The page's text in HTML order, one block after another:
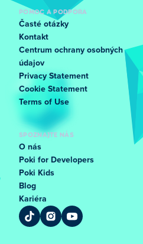
POMOC A PODPORA
Časté otázky
Kontakt
Centrum ochrany osobných
údajov
Privacy Statement
Cookie Statement
Terms of Use
SPOZNAJTE NÁS
O nás
Poki for Developers
Poki Kids
Blog
Kariéra